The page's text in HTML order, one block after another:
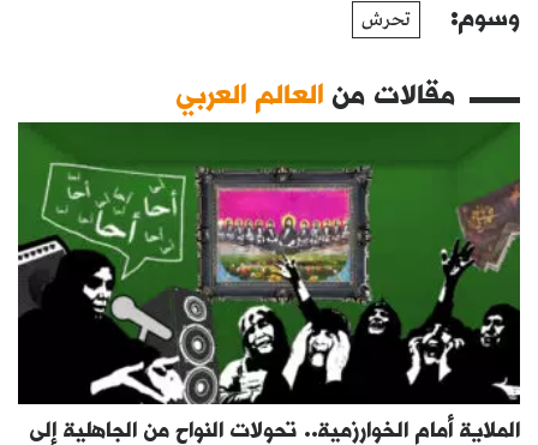
وسوم: تحرش
مقالات منالعالم العربي
الملاية أمام الخوارزمية.. تحولات النواح من الجاهلية إلى